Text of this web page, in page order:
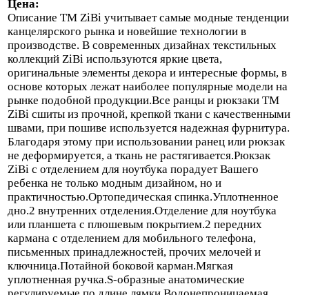
Цена:
Описание ТМ ZiBi учитывает самые модные тенденции
канцелярского рынка и новейшие технологии в
производстве. В современных дизайнах текстильных
коллекций ZiBi используются яркие цвета,
оригинальные элементы декора и интересные формы, в
основе которых лежат наиболее популярные модели на
рынке подобной продукции.Все ранцы и рюкзаки ТМ
ZiBi сшиты из прочной, крепкой ткани с качественными
швами, при пошиве используется надежная фурнитура.
Благодаря этому при использовании ранец или рюкзак
не деформируется, а ткань не растягивается.Рюкзак
ZiBi с отделением для ноутбука порадует Вашего
ребенка не только модным дизайном, но и
практичностью.Ортопедическая спинка.Уплотненное
дно.2 внутренних отделения.Отделение для ноутбука
или планшета с плюшевым покрытием.2 передних
кармана с отделением для мобильного телефона,
письменных принадлежностей, прочих мелочей и
ключница.Потайной боковой карман.Мягкая
уплотненная ручка.S-образные анатомические